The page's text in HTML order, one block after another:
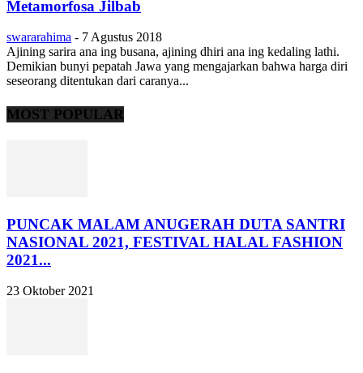
Metamorfosa Jilbab
swararahima - 7 Agustus 2018
Ajining sarira ana ing busana, ajining dhiri ana ing kedaling lathi.
Demikian bunyi pepatah Jawa yang mengajarkan bahwa harga diri
seseorang ditentukan dari caranya...
MOST POPULAR
PUNCAK MALAM ANUGERAH DUTA SANTRI
NASIONAL 2021, FESTIVAL HALAL FASHION
2021...
23 Oktober 2021